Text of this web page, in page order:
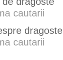
cautarii
dragoste
cautarii